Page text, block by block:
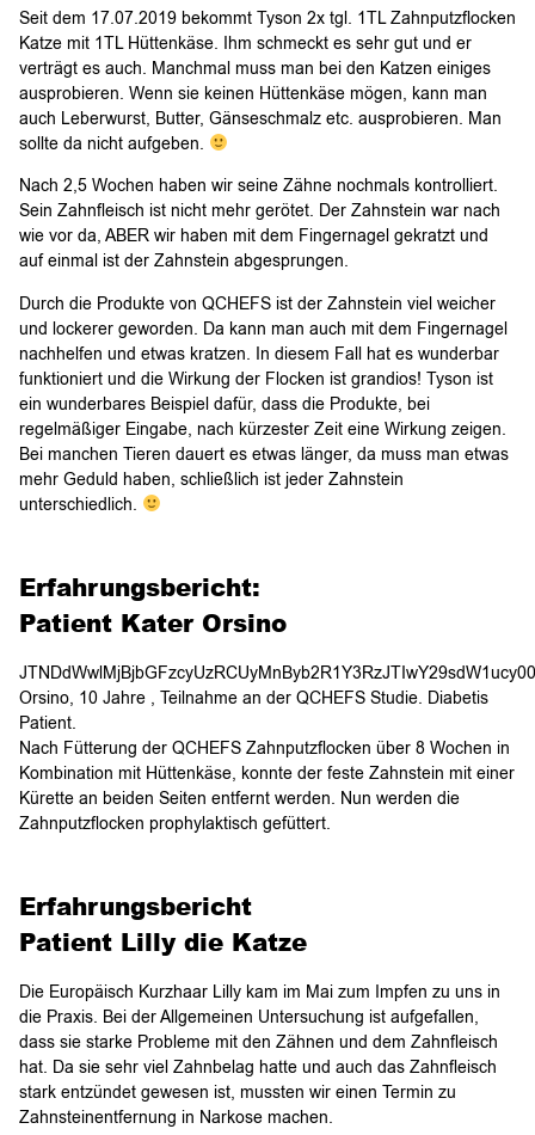
Seit dem 17.07.2019 bekommt Tyson 2x tgl. 1TL Zahnputzflocken
Katze mit 1TL Hüttenkäse. Ihm schmeckt es sehr gut und er
verträgt es auch. Manchmal muss man bei den Katzen einiges
ausprobieren. Wenn sie keinen Hüttenkäse mögen, kann man
auch Leberwurst, Butter, Gänseschmalz etc. ausprobieren. Man
sollte da nicht aufgeben.
Nach 2,5 Wochen haben wir seine Zähne nochmals kontrolliert.
Sein Zahnfleisch ist nicht mehr gerötet. Der Zahnstein war nach
wie vor da, ABER wir haben mit dem Fingernagel gekratzt und
auf einmal ist der Zahnstein abgesprungen.
Durch die Produkte von QCHEFS ist der Zahnstein viel weicher
und lockerer geworden. Da kann man auch mit dem Fingernagel
nachhelfen und etwas kratzen. In diesem Fall hat es wunderbar
funktioniert und die Wirkung der Flocken ist grandios! Tyson ist
ein wunderbares Beispiel dafür, dass die Produkte, bei
regelmäßiger Eingabe, nach kürzester Zeit eine Wirkung zeigen.
Bei manchen Tieren dauert es etwas länger, da muss man etwas
mehr Geduld haben, schließlich ist jeder Zahnstein
unterschiedlich.
Erfahrungsbericht:
Patient Kater Orsino
Orsino, 10 Jahre , Teilnahme an der QCHEFS Studie. Diabetis
Patient.
Nach Fütterung der QCHEFS Zahnputzflocken über 8 Wochen in
Kombination mit Hüttenkäse, konnte der feste Zahnstein mit einer
Kürette an beiden Seiten entfernt werden. Nun werden die
Zahnputzflocken prophylaktisch gefüttert.
Erfahrungsbericht
Patient Lilly die Katze
Die Europäisch Kurzhaar Lilly kam im Mai zum Impfen zu uns in
die Praxis. Bei der Allgemeinen Untersuchung ist aufgefallen,
dass sie starke Probleme mit den Zähnen und dem Zahnfleisch
hat. Da sie sehr viel Zahnbelag hatte und auch das Zahnfleisch
stark entzündet gewesen ist, mussten wir einen Termin zu
Zahnsteinentfernung in Narkose machen.